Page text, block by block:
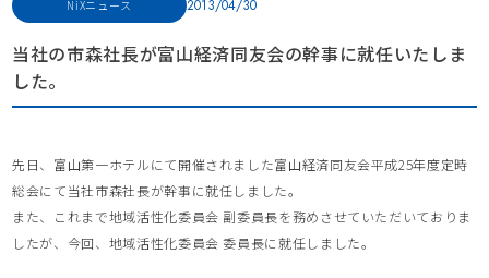
NiXニュース 2013/04/30
当社の市森社長が富山経済同友会の幹事に就任いたしま
した。
先日、富山第一ホテルにて開催されました富山経済同友会平成25年度定時
総会にて当社市森社長が幹事に就任しました。
また、これまで地域活性化委員会 副委員長を務めさせていただいておりま
したが、今回、地域活性化委員会 委員長に就任しました。